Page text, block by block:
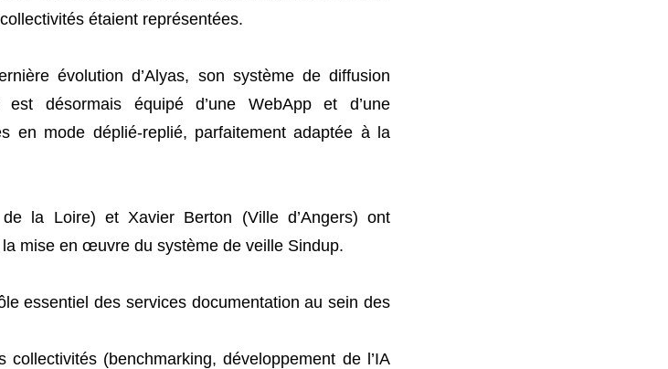
étaient représentées.
évolution d’Alyas, son système de diffusion
est désormais équipé d’une WebApp et d’une
en mode déplié-replié, parfaitement adaptée à la
la Loire) et Xavier Berton (Ville d’Angers) ont
mise en œuvre du système de veille Sindup.
essentiel des services documentation au sein des
(benchmarking, développement de l’IA